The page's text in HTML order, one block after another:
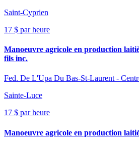
Saint-Cyprien
17 $ par heure
Manoeuvre agricole en production
fils inc.
Fed. De L'Upa Du Bas-St-Laurent -
Sainte-Luce
17 $ par heure
Manoeuvre agricole en production